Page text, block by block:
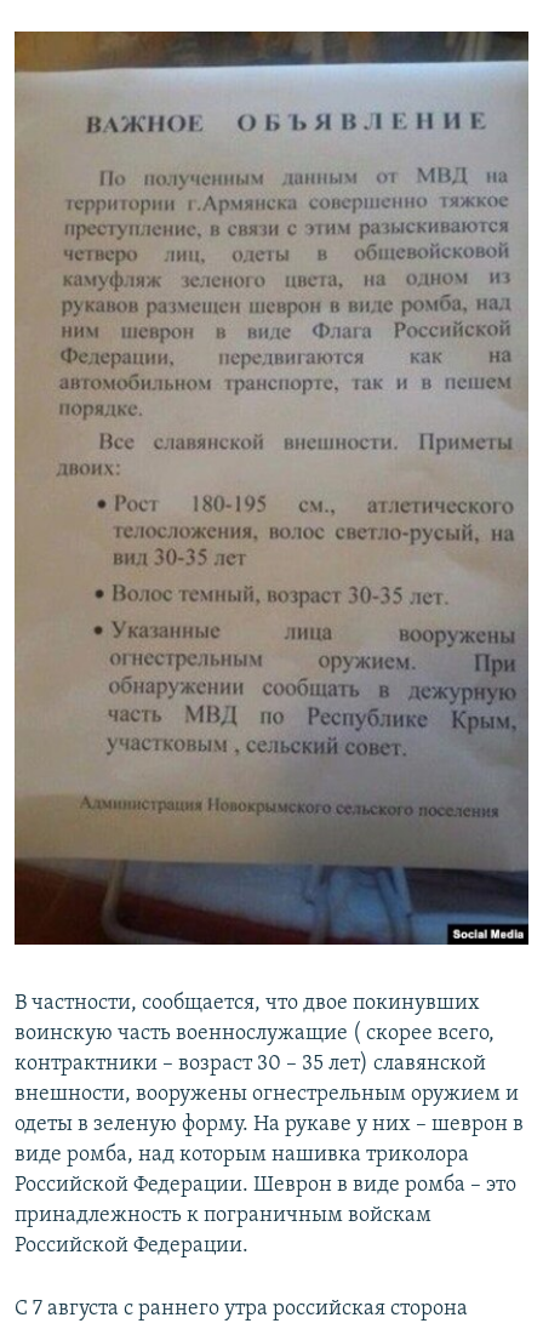
В частности, сообщается, что двое покинувших
воинскую часть военнослужащие ( скорее всего,
контрактники – возраст 30 – 35 лет) славянской
внешности, вооружены огнестрельным оружием и
одеты в зеленую форму. На рукаве у них – шеврон в
виде ромба, над которым нашивка триколора
Российской Федерации. Шеврон в виде ромба – это
принадлежность к пограничным войскам
Российской Федерации.
С 7 августа с раннего утра российская сторона